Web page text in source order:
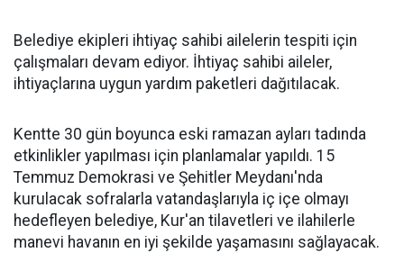
Belediye ekipleri ihtiyaç sahibi ailelerin tespiti için
çalışmaları devam ediyor. İhtiyaç sahibi aileler,
ihtiyaçlarına uygun yardım paketleri dağıtılacak.
Kentte 30 gün boyunca eski ramazan ayları tadında
etkinlikler yapılması için planlamalar yapıldı. 15
Temmuz Demokrasi ve Şehitler Meydanı'nda
kurulacak sofralarla vatandaşlarıyla iç içe olmayı
hedefleyen belediye, Kur'an tilavetleri ve ilahilerle
manevi havanın en iyi şekilde yaşamasını sağlayacak.